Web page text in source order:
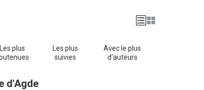
Les plus
Les plus
suivies
Avec le plus
d'auteurs
d'Agde